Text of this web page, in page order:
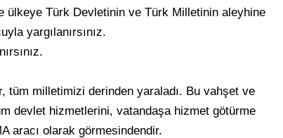
ülkeye Türk Devletinin ve Türk Milletinin aleyhine
yargılanırsınız.
tüm milletimizi derinden yaraladı. Bu vahşet ve
devlet hizmetlerini, vatandaşa hizmet götürme
aracı olarak görmesindendir.